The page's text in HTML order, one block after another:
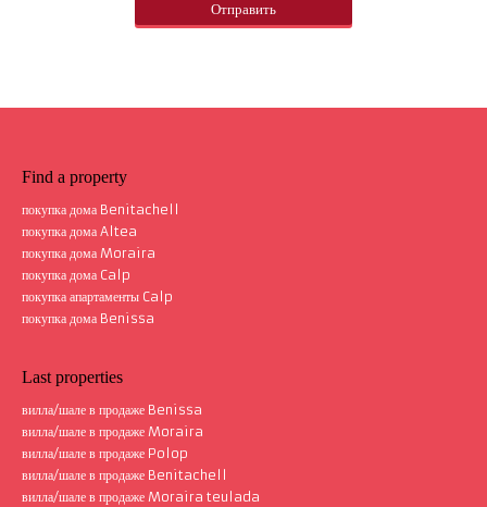
Find a property
покупка дома Benitachell
покупка дома Altea
покупка дома Moraira
покупка дома Calp
покупка апартаменты Calp
покупка дома Benissa
Last properties
вилла/шале в продаже Benissa
вилла/шале в продаже Moraira
вилла/шале в продаже Polop
вилла/шале в продаже Benitachell
вилла/шале в продаже Moraira teulada